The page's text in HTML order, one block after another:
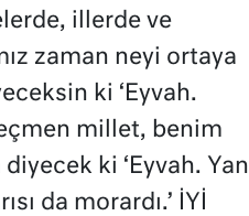
illerde ve
zaman neyi ortaya
ki ‘Eyvah.
millet, benim
diyecek ki ‘Eyvah. Yan
da morardı.’ İYİ